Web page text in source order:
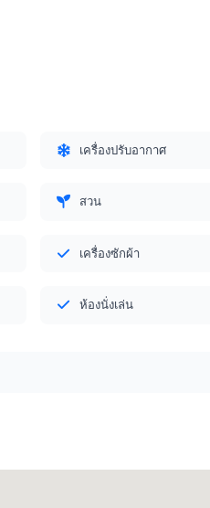
เครื่องปรับอากาศ
สวน
เครื่องซักผ้า
ห้องนั่งเล่น